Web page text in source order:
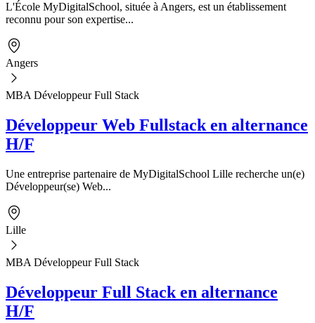
L'École MyDigitalSchool, située à Angers, est un établissement
reconnu pour son expertise...
Angers
MBA Développeur Full Stack
Développeur Web Fullstack en alternance
H/F
Une entreprise partenaire de MyDigitalSchool Lille recherche un(e)
Développeur(se) Web...
Lille
MBA Développeur Full Stack
Développeur Full Stack en alternance
H/F